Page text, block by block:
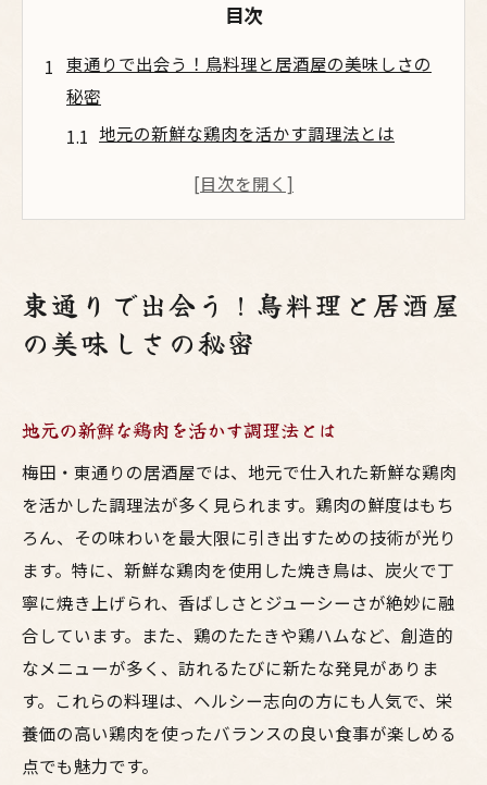
目次
東通りで出会う！鳥料理と居酒屋の美味しさの
秘密
地元の新鮮な鶏肉を活かす調理法とは
居酒屋特有の温かいサービスが生む美味し
居酒屋選びで失敗しないポイント
観光客も訪れる東通りの魅力
験
地酒とペアリングする楽しみ
特選メニューを楽しむ夕べ
家族で訪れる安心の居酒屋
東通りの隠れ家的スポットを探る
リピーターが選ぶ人気の理由
友達と過ごす東通りでの美味しい呑み時間
カジュアルに楽しむ大人の時間
鳥料理でワイワイ盛り上がる
東通りで出会う！鳥料理と居酒屋
の美味しさの秘密
地元の新鮮な鶏肉を活かす調理法とは
梅田・東通りの居酒屋では、地元で仕入れた新鮮な鶏肉
を活かした調理法が多く見られます。鶏肉の鮮度はもち
ろん、その味わいを最大限に引き出すための技術が光り
ます。特に、新鮮な鶏肉を使用した焼き鳥は、炭火で丁
寧に焼き上げられ、香ばしさとジューシーさが絶妙に融
合しています。また、鶏のたたきや鶏ハムなど、創造的
なメニューが多く、訪れるたびに新たな発見がありま
す。これらの料理は、ヘルシー志向の方にも人気で、栄
養価の高い鶏肉を使ったバランスの良い食事が楽しめる
点でも魅力です。